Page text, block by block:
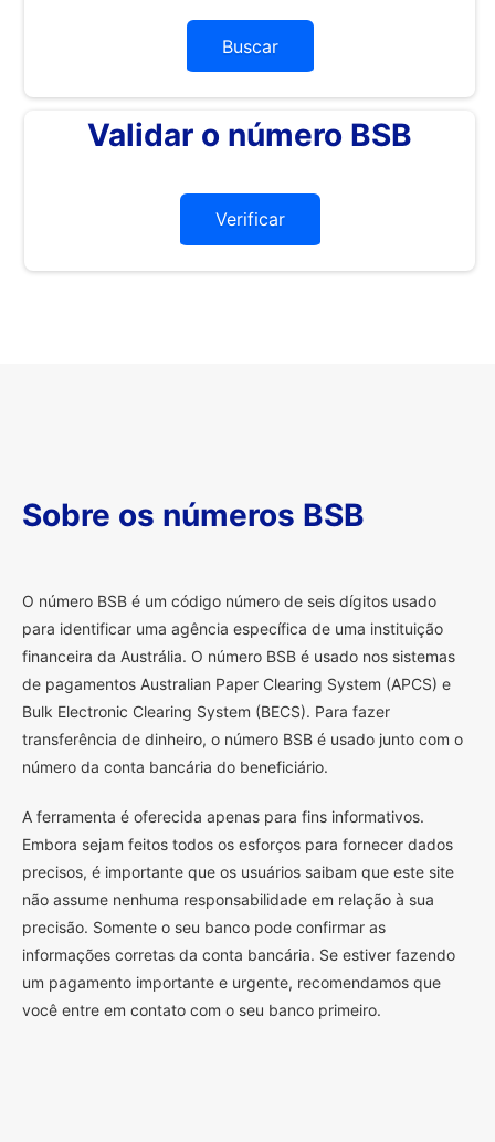
Buscar
Validar o número BSB
Verificar
Sobre os números BSB
O número BSB é um código número de seis dígitos usado
para identificar uma agência específica de uma instituição
financeira da Austrália. O número BSB é usado nos sistemas
de pagamentos Australian Paper Clearing System (APCS) e
Bulk Electronic Clearing System (BECS). Para fazer
transferência de dinheiro, o número BSB é usado junto com o
número da conta bancária do beneficiário.
A ferramenta é oferecida apenas para fins informativos.
Embora sejam feitos todos os esforços para fornecer dados
precisos, é importante que os usuários saibam que este site
não assume nenhuma responsabilidade em relação à sua
precisão. Somente o seu banco pode confirmar as
informações corretas da conta bancária. Se estiver fazendo
um pagamento importante e urgente, recomendamos que
você entre em contato com o seu banco primeiro.